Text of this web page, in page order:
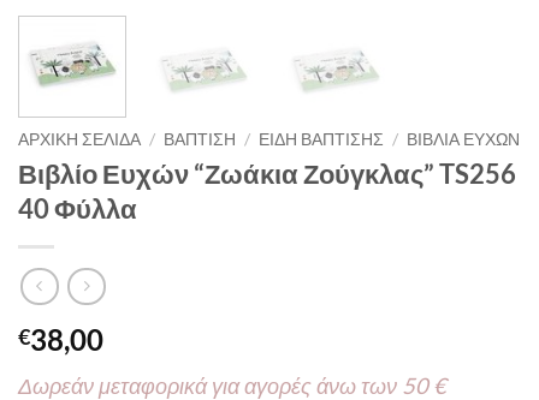
ΑΡΧΙΚΉ ΣΕΛΊΔΑ / ΒΑΠΤΙΣΗ / ΕΙΔΗ ΒΑΠΤΙΣΗΣ / ΒΙΒΛΙΑ ΕΥΧΩΝ
Βιβλίο Ευχών “Ζωάκια Ζούγκλας” TS256
40 Φύλλα
€38,00
Δωρεάν μεταφορικά για αγορές άνω των 50 €